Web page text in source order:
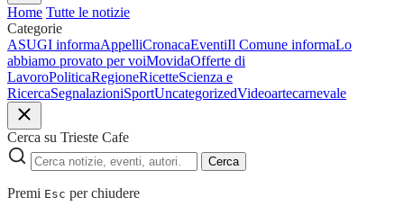
Home Tutte le notizie
Categorie
ASUGI informaAppelliCronacaEventiIl Comune informaLo
abbiamo provato per voiMovidaOfferte di
LavoroPoliticaRegioneRicetteScienza e
RicercaSegnalazioniSportUncategorizedVideoartecarnevale
Cerca su Trieste Cafe
Cerca
Premi Esc per chiudere